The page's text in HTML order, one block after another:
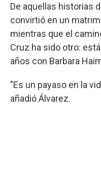
De aquellas historias
convirtió en un
mientras que el
Cruz ha sido otro:
años con Barbara
"Es un payaso en la
añadió Álvarez.